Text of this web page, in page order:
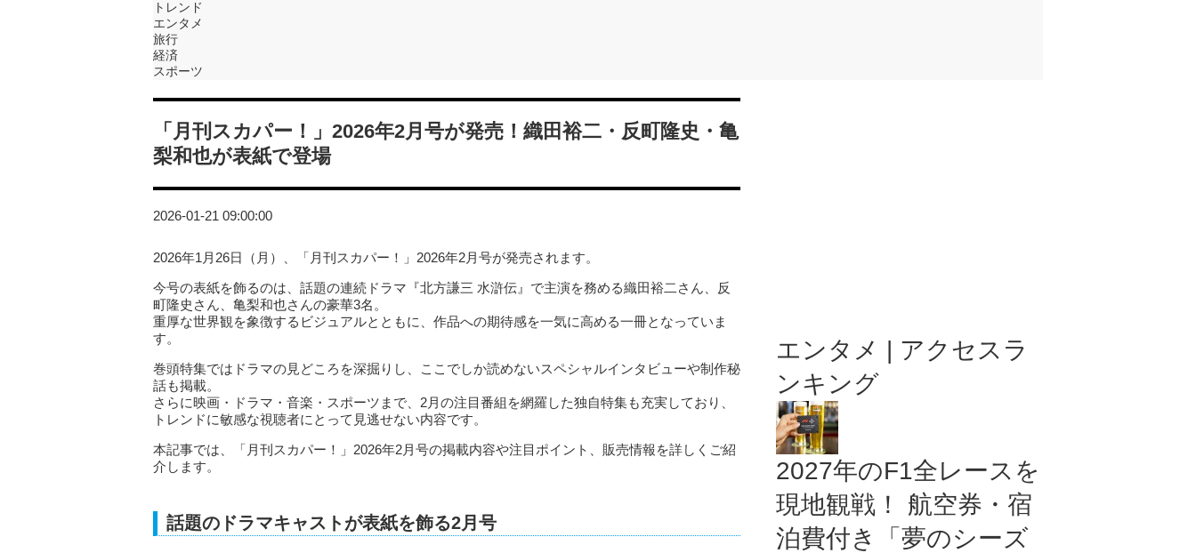
トレンド
エンタメ
旅行
経済
スポーツ
「月刊スカパー！」2026年2月号が発売！織田裕二・反町隆史・亀
梨和也が表紙で登場
2026-01-21 09:00:00
2026年1月26日（月）、「月刊スカパー！」2026年2月号が発売されます。
今号の表紙を飾るのは、話題の連続ドラマ『北方謙三 水滸伝』で主演を務める織田裕二さん、反
町隆史さん、亀梨和也さんの豪華3名。
重厚な世界観を象徴するビジュアルとともに、作品への期待感を一気に高める一冊となっていま
す。
巻頭特集ではドラマの見どころを深掘りし、ここでしか読めないスペシャルインタビューや制作秘
話も掲載。
さらに映画・ドラマ・音楽・スポーツまで、2月の注目番組を網羅した独自特集も充実しており、
トレンドに敏感な視聴者にとって見逃せない内容です。
本記事では、「月刊スカパー！」2026年2月号の掲載内容や注目ポイント、販売情報を詳しくご紹
介します。
話題のドラマキャストが表紙を飾る2月号
エンタメ | アクセスラ
ンキング
2027年のF1全レースを
現地観戦！ 航空券・宿
泊費付き「夢のシーズ